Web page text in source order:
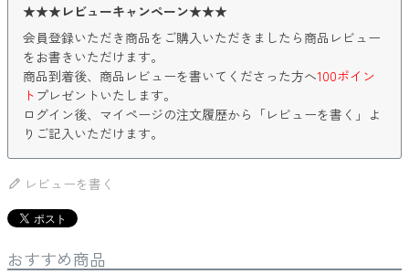
★★★レビューキャンペーン★★★
会員登録いただき商品をご購入いただきましたら商品レビュー
をお書きいただけます。
商品到着後、商品レビューを書いてくださった方へ100ポイン
ト プレゼントいたします。
ログイン後、マイページの注文履歴から「レビューを書く」よ
りご記入いただけます。
レビューを書く
おすすめ商品